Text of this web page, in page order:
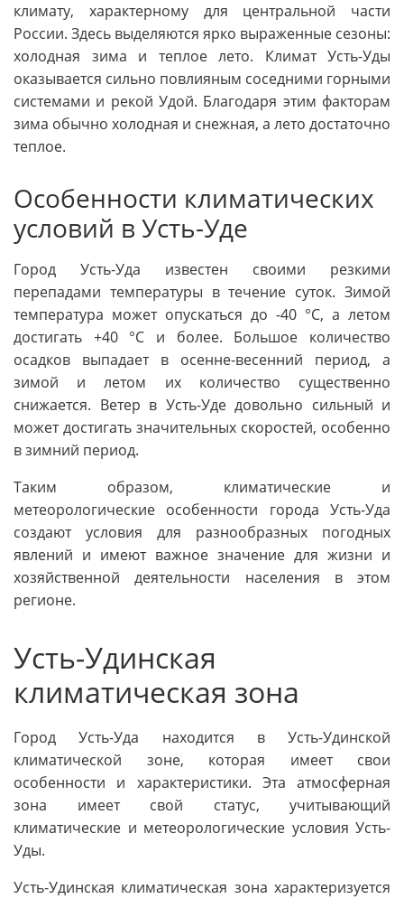
климату, характерному для центральной части
России. Здесь выделяются ярко выраженные сезоны:
холодная зима и теплое лето. Климат Усть-Уды
оказывается сильно повлияным соседними горными
системами и рекой Удой. Благодаря этим факторам
зима обычно холодная и снежная, а лето достаточно
теплое.
Особенности климатических
условий в Усть-Уде
Город Усть-Уда известен своими резкими
перепадами температуры в течение суток. Зимой
температура может опускаться до -40 °C, а летом
достигать +40 °C и более. Большое количество
осадков выпадает в осенне-весенний период, а
зимой и летом их количество существенно
снижается. Ветер в Усть-Уде довольно сильный и
может достигать значительных скоростей, особенно
в зимний период.
Таким образом, климатические и
метеорологические особенности города Усть-Уда
создают условия для разнообразных погодных
явлений и имеют важное значение для жизни и
хозяйственной деятельности населения в этом
регионе.
Усть-Удинская
климатическая зона
Город Усть-Уда находится в Усть-Удинской
климатической зоне, которая имеет свои
особенности и характеристики. Эта атмосферная
зона имеет свой статус, учитывающий
климатические и метеорологические условия Усть-
Уды.
Усть-Удинская климатическая зона характеризуется